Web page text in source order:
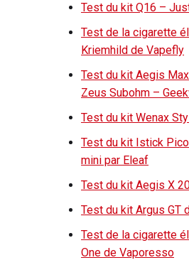
Test du kit Q16 –
Test de la cigarette
Kriemhild de Vapefly
Test du kit Aegis
Zeus Subohm –
Test du kit Wenax
Test du kit Istick
mini par Eleaf
Test du kit Aegis X
Test du kit Argus GT
Test de la cigarette
One de Vaporesso